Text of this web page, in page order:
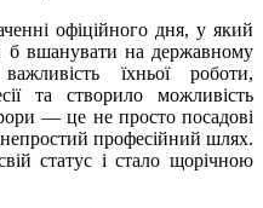
офіційного дня, у який
б вшанувати на державному
їхньої роботи,
та створило можливість
— це не просто посадові
професійний шлях.
статус і стало щорічною